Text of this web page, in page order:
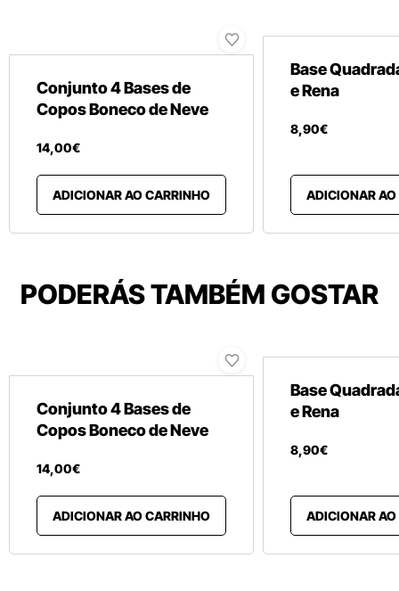
Conjunto 4 Bases de
Copos Boneco de Neve
14,00€
ADICIONAR AO CARRINHO
Base
e Rena
8,90€
ADICIONAR
PODERÁS TAMBÉM GOSTAR
Conjunto 4 Bases de
Copos Boneco de Neve
14,00€
ADICIONAR AO CARRINHO
Base
e Rena
8,90€
ADICIONAR